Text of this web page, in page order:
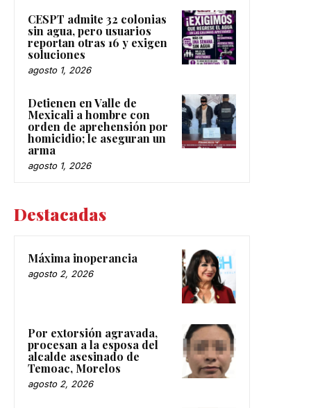
CESPT admite 32 colonias
sin agua, pero usuarios
reportan otras 16 y exigen
soluciones
agosto 1, 2026
Detienen en Valle de
Mexicali a hombre con
orden de aprehensión por
homicidio; le aseguran un
arma
agosto 1, 2026
Destacadas
Máxima inoperancia
agosto 2, 2026
Por extorsión agravada,
procesan a la esposa del
alcalde asesinado de
Temoac, Morelos
agosto 2, 2026